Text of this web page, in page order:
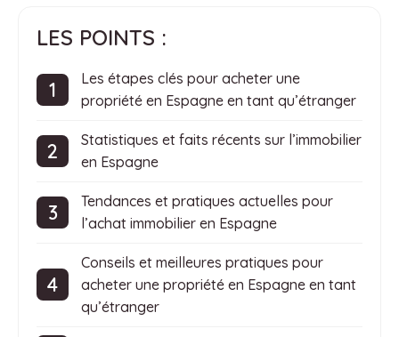
LES POINTS :
Les étapes clés pour acheter une
propriété en Espagne en tant qu’étranger
Statistiques et faits récents sur l’immobilier
en Espagne
Tendances et pratiques actuelles pour
l’achat immobilier en Espagne
Conseils et meilleures pratiques pour
acheter une propriété en Espagne en tant
qu’étranger